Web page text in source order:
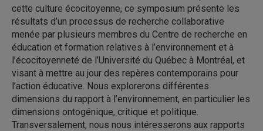
cette culture écocitoyenne, ce symposium présente les
résultats d’un processus de recherche collaborative
menée par plusieurs membres du Centre de recherche en
éducation et formation relatives à l’environnement et à
l’écocitoyenneté de l’Université du Québec à Montréal, et
visant à mettre au jour des repères contemporains pour
l’action éducative. Nous explorerons différentes
dimensions du rapport à l’environnement, en particulier les
dimensions ontogénique, critique et politique.
Transversalement, nous nous intéresserons aux rapports